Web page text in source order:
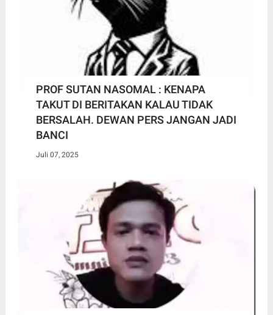
PROF SUTAN NASOMAL : KENAPA
TAKUT DI BERITAKAN KALAU TIDAK
BERSALAH. DEWAN PERS JANGAN JADI
BANCI
Juli 07, 2025